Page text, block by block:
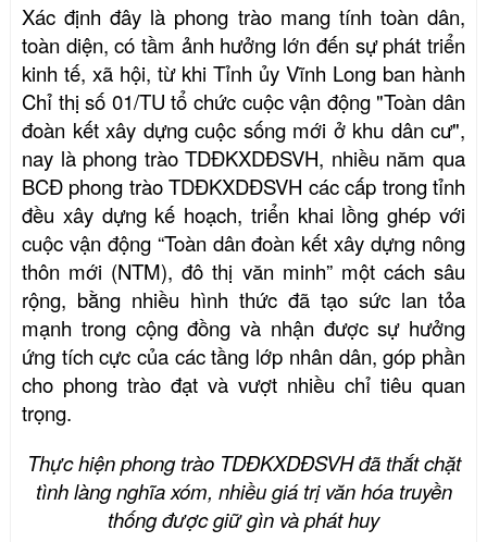
Xác định đây là phong trào mang tính toàn dân,
toàn diện, có tầm ảnh hưởng lớn đến sự phát triển
kinh tế, xã hội, từ khi Tỉnh ủy Vĩnh Long ban hành
Chỉ thị số 01/TU tổ chức cuộc vận động "Toàn dân
đoàn kết xây dựng cuộc sống mới ở khu dân cư",
nay là phong trào TDĐKXDĐSVH, nhiều năm qua
BCĐ phong trào TDĐKXDĐSVH các cấp trong tỉnh
đều xây dựng kế hoạch, triển khai lồng ghép với
cuộc vận động “Toàn dân đoàn kết xây dựng nông
thôn mới (NTM), đô thị văn minh” một cách sâu
rộng, bằng nhiều hình thức đã tạo sức lan tỏa
mạnh trong cộng đồng và nhận được sự hưởng
ứng tích cực của các tầng lớp nhân dân, góp phần
cho phong trào đạt và vượt nhiều chỉ tiêu quan
trọng.
Thực hiện phong trào TDĐKXDĐSVH đã thắt chặt
tình làng nghĩa xóm, nhiều giá trị văn hóa truyền
thống được giữ gìn và phát huy